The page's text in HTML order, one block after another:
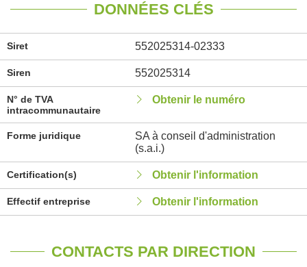
DONNÉES CLÉS
Siret 552025314-02333
Siren 552025314
N° de TVA
intracommunautaire
Obtenir le numéro
Forme juridique
SA à conseil d'administration
(s.a.i.)
Certification(s) Obtenir l'information
Effectif entreprise Obtenir l'information
CONTACTS PAR DIRECTION